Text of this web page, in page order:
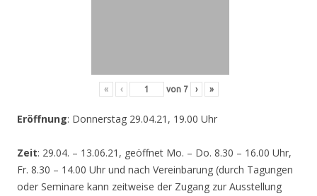
« ‹ von 7 › »
Eröffnung: Donnerstag 29.04.21, 19.00 Uhr
Zeit: 29.04. – 13.06.21, geöffnet Mo. – Do. 8.30 – 16.00 Uhr,
Fr. 8.30 – 14.00 Uhr und nach Vereinbarung (durch Tagungen
oder Seminare kann zeitweise der Zugang zur Ausstellung